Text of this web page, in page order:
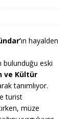
ın hayalden
bulunduğu eski
ve Kültür
tanımlıyor.
turist
müze